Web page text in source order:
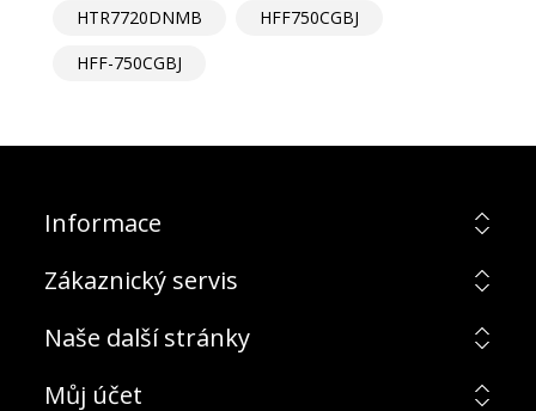
HTR7720DNMB
HFF750CGBJ
HFF-750CGBJ
Informace
Zákaznický servis
Naše další stránky
Můj účet